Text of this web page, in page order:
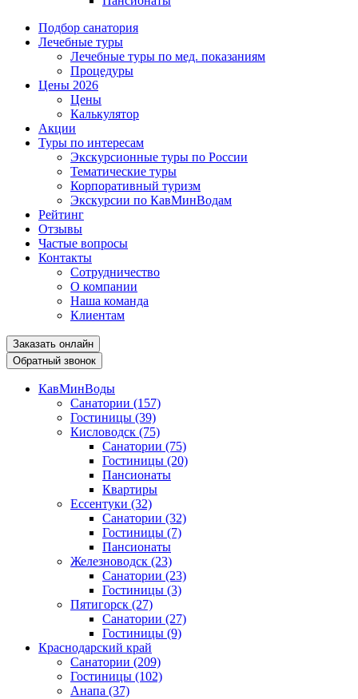
Подбор санатория
Лечебные туры
Лечебные туры по мед. показаниям
Процедуры
Цены 2026
Цены
Калькулятор
Акции
Туры по интересам
Экскурсионные туры по России
Тематические туры
Корпоративный туризм
Экскурсии по КавМинВодам
Рейтинг
Отзывы
Частые вопросы
Контакты
Сотрудничество
О компании
Наша команда
Клиентам
Заказать онлайн
Обратный звонок
КавМинВоды
Санатории (157)
Гостиницы (39)
Кисловодск (75)
Санатории (75)
Гостиницы (20)
Пансионаты
Квартиры
Ессентуки (32)
Санатории (32)
Гостиницы (7)
Пансионаты
Железноводск (23)
Санатории (23)
Гостиницы (3)
Пятигорск (27)
Санатории (27)
Гостиницы (9)
Краснодарский край
Санатории (209)
Гостиницы (102)
Анапа (37)